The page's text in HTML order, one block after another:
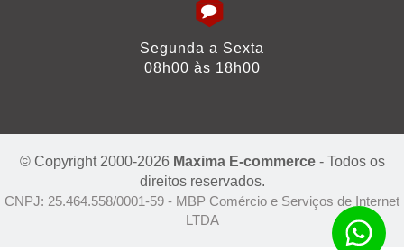
Segunda a Sexta
08h00 às 18h00
© Copyright 2000-2026 Maxima E-commerce- Todos os
direitos reservados.
CNPJ: 25.464.558/0001-59 - MBP Comércio e Serviços de Internet
LTDA